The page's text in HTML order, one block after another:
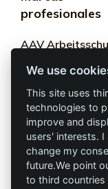
profesionales
AAV
Allprotec® Solo
trabaja seguro
Omniprotect –
Tienda Online
We use
This site uses
technologies to
improve and
users' interests.
change my
future.We point
to third countries